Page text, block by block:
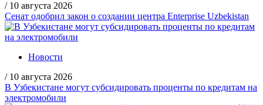
/ 10 августа 2026
Сенат одобрил закон о создании центра Enterprise Uzbekistan
Новости
/ 10 августа 2026
В Узбекистане могут субсидировать проценты по кредитам на
электромобили